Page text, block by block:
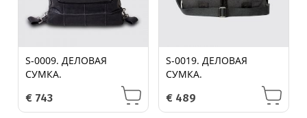
S-0009. ДЕЛОВАЯ
СУМКА.
€ 743
S-0019. ДЕЛОВАЯ
СУМКА.
€ 489